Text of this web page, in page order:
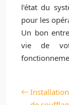
l’état du
pour les
Un bon
vie de